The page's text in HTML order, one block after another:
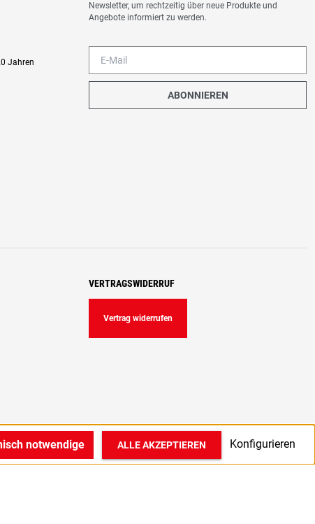
Jahren
Newsletter, um rechtzeitig über neue Produkte und
Angebote informiert zu werden.
ABONNIEREN
VERTRAGSWIDERRUF
Vertrag widerrufen
notwendige Konfigurieren
ALLE AKZEPTIEREN